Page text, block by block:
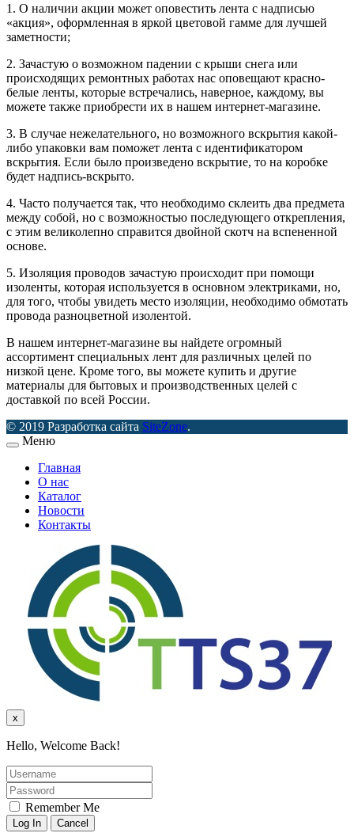
1. О наличии акции может оповестить лента с надписью
«акция», оформленная в яркой цветовой гамме для лучшей
заметности;
2. Зачастую о возможном падении с крыши снега или
происходящих ремонтных работах нас оповещают красно-
белые ленты, которые встречались, наверное, каждому, вы
можете также приобрести их в нашем интернет-магазине.
3. В случае нежелательного, но возможного вскрытия какой-
либо упаковки вам поможет лента с идентификатором
вскрытия. Если было произведено вскрытие, то на коробке
будет надпись-вскрыто.
4. Часто получается так, что необходимо склеить два предмета
между собой, но с возможностью последующего открепления,
с этим великолепно справится двойной скотч на вспененной
основе.
5. Изоляция проводов зачастую происходит при помощи
изоленты, которая используется в основном электриками, но,
для того, чтобы увидеть место изоляции, необходимо обмотать
провода разноцветной изолентой.
В нашем интернет-магазине вы найдете огромный
ассортимент специальных лент для различных целей по
низкой цене. Кроме того, вы можете купить и другие
материалы для бытовых и производственных целей с
доставкой по всей России.
© 2019 Разработка сайта SiteZone.
Меню
Главная
О нас
Каталог
Новости
Контакты
x
Hello, Welcome Back!
Remember Me